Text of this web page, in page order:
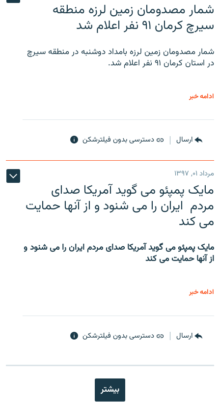
شمار مصدومان زمین لرزه منطقه
سیرچ کرمان ۹۱ نفر اعلام شد
شمار مصدومان زمین لرزه بامداد دوشنبه در منطقه سیرچ
در استان کرمان ۹۱ نفر اعلام شد.
ادامه خبر
ارسال دسترسی بدون فیلترشکن
مرداد ۰۱, ۱۳۹۷
مایک پمپئو می گوید آمریکا صدای
مردم ایران را می شنود و از آنها حمایت
می کند
مایک پمپئو می گوید آمریکا صدای مردم ایران را می شنود و
از آنها حمایت می کند
ادامه خبر
ارسال دسترسی بدون فیلترشکن
بیشتر